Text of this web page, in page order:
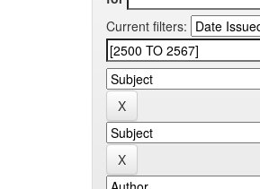
Current filters: